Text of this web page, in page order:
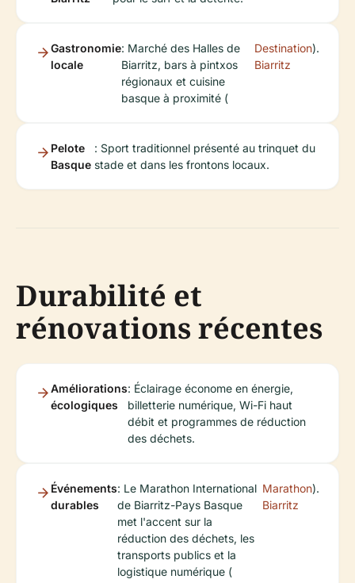
Gastronomie
locale
: Marché des Halles de
Biarritz, bars à pintxos
régionaux et cuisine
basque à proximité (
Destination
Biarritz
).
Pelote
Basque
: Sport traditionnel présenté au trinquet du
stade et dans les frontons locaux.
Durabilité et
rénovations récentes
Améliorations
écologiques
: Éclairage économe en énergie,
billetterie numérique, Wi-Fi haut
débit et programmes de réduction
des déchets.
Événements
durables
: Le Marathon International
de Biarritz-Pays Basque
met l'accent sur la
réduction des déchets, les
transports publics et la
logistique numérique (
Marathon
Biarritz
).